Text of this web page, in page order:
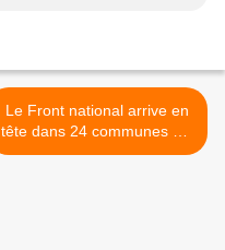
Le Front national arrive en
tête dans 24 communes sur
40 en Seine-Saint-Denis